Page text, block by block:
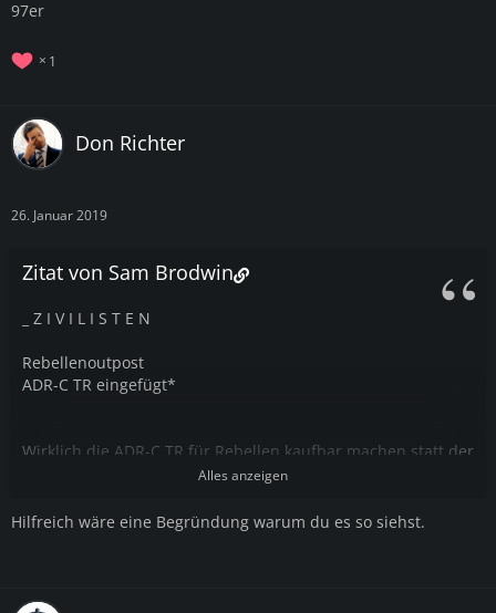
97er
1
Don Richter
26. Januar 2019
Zitat von Sam Brodwin
_ Z I V I L I S T E N
Rebellenoutpost
ADR-C TR eingefügt*
Wirklich die ADR-C TR für Rebellen kaufbar machen statt der
Alles anzeigen
Hilfreich wäre eine Begründung warum du es so siehst.